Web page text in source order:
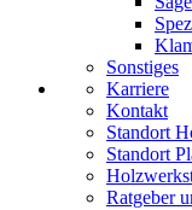
Sonstiges
Karriere
Kontakt
Standort
Standort
Ratgeber